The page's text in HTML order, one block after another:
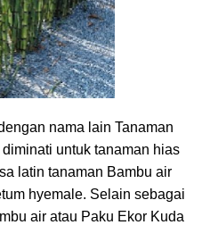
nama lain Tanaman
untuk tanaman hias
latin tanaman Bambu air
hyemale. Selain sebagai
air atau Paku Ekor Kuda